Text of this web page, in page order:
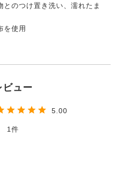
とのつけ置き洗い、濡れたま
を使用
5.00
1